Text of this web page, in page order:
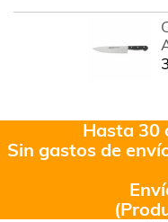
Hasta 30
Sin gastos de